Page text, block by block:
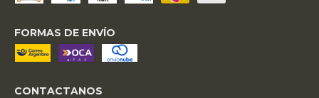
FORMAS DE ENVÍO
CONTACTANOS